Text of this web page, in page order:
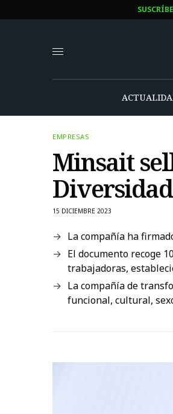
EMPRESAS
Minsait
15 DICIEMBRE 2023
La compañía ha
El documento recoge
trabajadoras,
La compañía de
funcional, cultural,